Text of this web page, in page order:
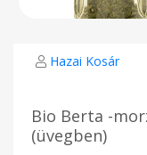
Hazai Kosár
Bio Berta -
(üvegben)